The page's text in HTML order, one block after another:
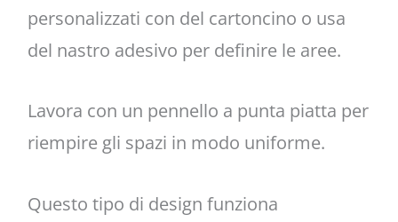
personalizzati con del cartoncino o usa
del nastro adesivo per definire le aree.
Lavora con un pennello a punta piatta per
riempire gli spazi in modo uniforme.
Questo tipo di design funziona